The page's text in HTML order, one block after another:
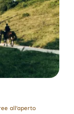
all’aperto